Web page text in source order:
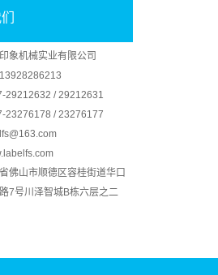
象机械实业有限公司
29212632 / 29212631
23276178 / 23276177
佛山市顺德区容桂街道华口
7号川泽智城B栋六层之二